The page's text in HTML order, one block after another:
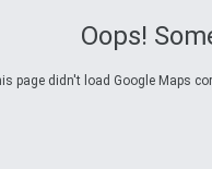
Oops!
page didn't load Google Maps